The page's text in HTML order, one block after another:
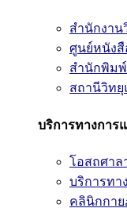
สำนักงาน
ศูนย์หนังสื
สำนักพิม
สถานีวิทยุ
บริการทางการ
โอสถศาล
บริการทา
คลินิกกา